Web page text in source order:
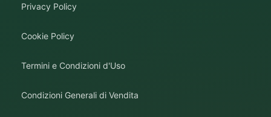
Privacy Policy
Cookie Policy
Termini e Condizioni d'Uso
Condizioni Generali di Vendita